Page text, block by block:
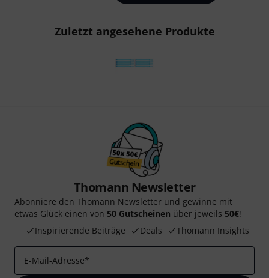
Zuletzt angesehene Produkte
Thomann Newsletter
Abonniere den Thomann Newsletter und gewinne mit
etwas Glück einen von 50 Gutscheinen über jeweils 50€!
Inspirierende Beiträge
Deals Thomann Insights
E-Mail-Adresse*